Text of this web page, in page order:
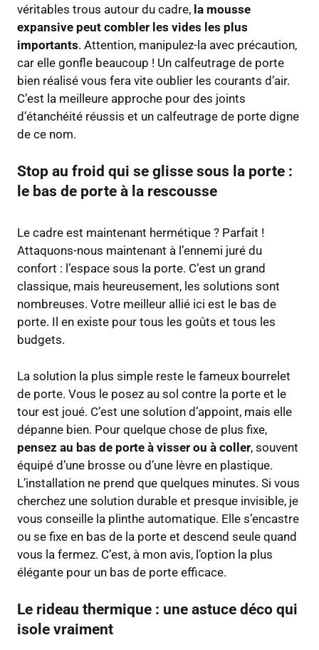
véritables trous autour du cadre, la mousse
expansive peut combler les vides les plus
importants. Attention, manipulez-la avec précaution,
car elle gonfle beaucoup ! Un calfeutrage de porte
bien réalisé vous fera vite oublier les courants d’air.
C’est la meilleure approche pour des joints
d’étanchéité réussis et un calfeutrage de porte digne
de ce nom.
Stop au froid qui se glisse sous la porte :
le bas de porte à la rescousse
Le cadre est maintenant hermétique ? Parfait !
Attaquons-nous maintenant à l’ennemi juré du
confort : l’espace sous la porte. C’est un grand
classique, mais heureusement, les solutions sont
nombreuses. Votre meilleur allié ici est le bas de
porte. Il en existe pour tous les goûts et tous les
budgets.
La solution la plus simple reste le fameux bourrelet
de porte. Vous le posez au sol contre la porte et le
tour est joué. C’est une solution d’appoint, mais elle
dépanne bien. Pour quelque chose de plus fixe,
pensez au bas de porte à visser ou à coller, souvent
équipé d’une brosse ou d’une lèvre en plastique.
L’installation ne prend que quelques minutes. Si vous
cherchez une solution durable et presque invisible, je
vous conseille la plinthe automatique. Elle s’encastre
ou se fixe en bas de la porte et descend seule quand
vous la fermez. C’est, à mon avis, l’option la plus
élégante pour un bas de porte efficace.
Le rideau thermique : une astuce déco qui
isole vraiment